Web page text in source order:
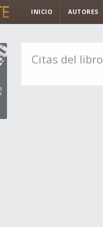
INICIO AUTORES
Citas del libro